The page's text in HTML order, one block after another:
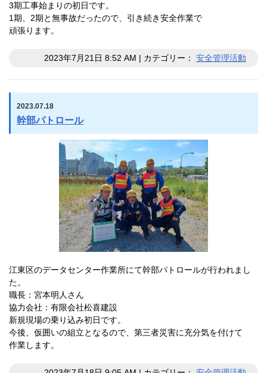
3期工事始まりの初日です。
1期、2期と無事故だったので、引き続き安全作業で
頑張ります。
2023年7月21日 8:52 AM | カテゴリー： 安全管理活動
2023.07.18
幹部パトロール
江東区のデータセンター作業所にて幹部パトロールが行われまし
た。
職長：宮本明人さん
協力会社：有限会社松喜建設
新規現場の乗り込み初日です。
今後、仮囲いの組立となるので、第三者災害に充分気を付けて
作業します。